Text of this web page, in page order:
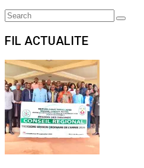
Search
Search
FIL ACTUALITE